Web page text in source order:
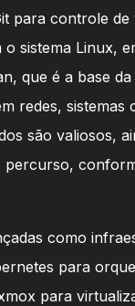
para controle
o sistema Linux,
que é a base
redes, sistemas
são valiosos,
percurso,
como
para
para